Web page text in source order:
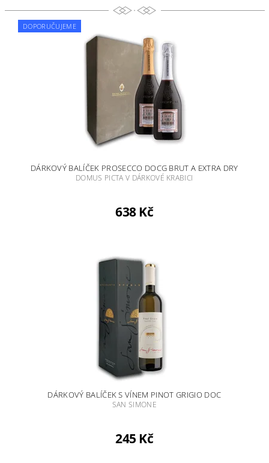
DOPORUČUJEME
DÁRKOVÝ BALÍČEK PROSECCO DOCG BRUT A EXTRA DRY
DOMUS PICTA V DÁRKOVÉ KRABICI
638 Kč
DÁRKOVÝ BALÍČEK S VÍNEM PINOT GRIGIO DOC
SAN SIMONE
245 Kč